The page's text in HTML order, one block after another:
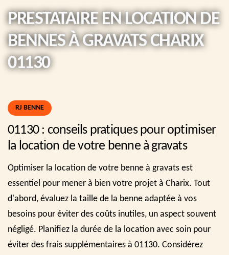
PRESTATAIRE EN LOCATION DE
BENNES À GRAVATS CHARIX
01130
RJ BENNE
01130 : conseils pratiques pour optimiser
la location de votre benne à gravats
Optimiser la location de votre benne à gravats est
essentiel pour mener à bien votre projet à Charix. Tout
d'abord, évaluez la taille de la benne adaptée à vos
besoins pour éviter des coûts inutiles, un aspect souvent
négligé. Planifiez la durée de la location avec soin pour
éviter des frais supplémentaires à 01130. Considérez